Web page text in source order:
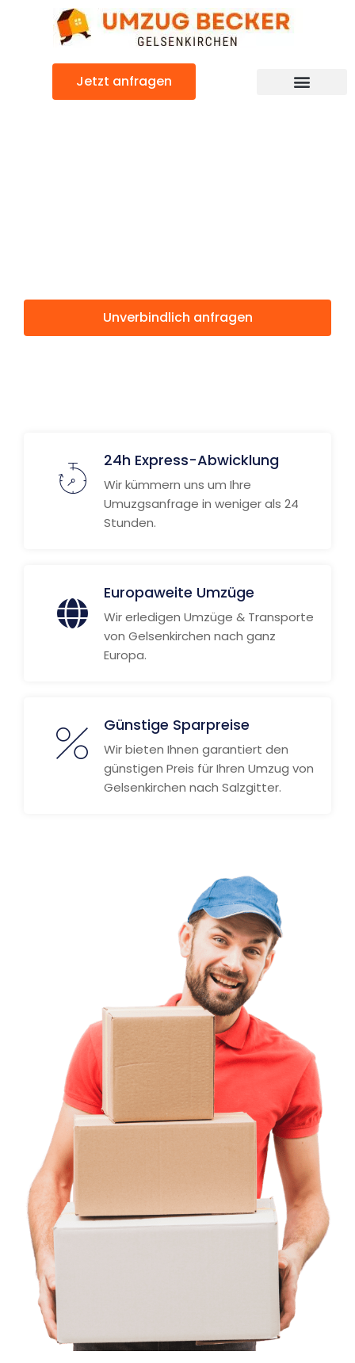
Jetzt anfragen
Unverbindlich anfragen
24h Express-Abwicklung
Wir kümmern uns um Ihre
Umuzgsanfrage in weniger als 24
Stunden.
Europaweite Umzüge
Wir erledigen Umzüge & Transporte
von Gelsenkirchen nach ganz
Europa.
Günstige Sparpreise
Wir bieten Ihnen garantiert den
günstigen Preis für Ihren Umzug von
Gelsenkirchen nach Salzgitter.